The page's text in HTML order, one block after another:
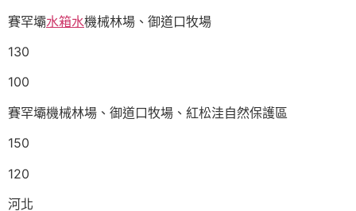
賽罕壩水箱水機械林場、御道口牧場
130
100
賽罕壩機械林場、御道口牧場、紅松洼自然保護區
150
120
河北